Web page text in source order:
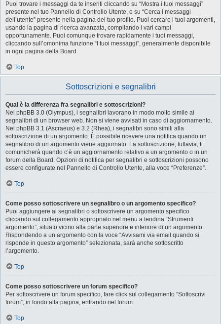
Puoi trovare i messaggi da te inseriti cliccando su “Mostra i tuoi messaggi”
presente nel tuo Pannello di Controllo Utente, e su “Cerca i messaggi
dell’utente” presente nella pagina del tuo profilo. Puoi cercare i tuoi argomenti,
usando la pagina di ricerca avanzata, compilando i vari campi
opportunamente. Puoi comunque trovare rapidamente i tuoi messaggi,
cliccando sull’omonima funzione “I tuoi messaggi”, generalmente disponibile
in ogni pagina della Board.
Top
Sottoscrizioni e segnalibri
Qual è la differenza fra segnalibri e sottoscrizioni?
Nel phpBB 3.0 (Olympus), i segnalibri lavorano in modo molto simile ai
segnalibri di un browser web. Non si viene avvisati in caso di aggiornamento.
Nel phpBB 3.1 (Ascraeus) e 3.2 (Rhea), i segnalibri sono simili alla
sottoscrizione di un argomento. È possibile ricevere una notifica quando un
segnalibro di un argomento viene aggiornato. La sottoscrizione, tuttavia, ti
comunicherà quando c’è un aggiornamento relativo a un argomento o in un
forum della Board. Opzioni di notifica per segnalibri e sottoscrizioni possono
essere configurate nel Pannello di Controllo Utente, alla voce “Preferenze”.
Top
Come posso sottoscrivere un segnalibro o un argomento specifico?
Puoi aggiungere ai segnalibri o sottoscrivere un argomento specifico
cliccando sul collegamento appropriato nel menu a tendina “Strumenti
argomento”, situato vicino alla parte superiore e inferiore di un argomento.
Rispondendo a un argomento con la voce “Avvisami via email quando si
risponde in questo argomento” selezionata, sarà anche sottoscritto
l’argomento.
Top
Come posso sottoscrivere un forum specifico?
Per sottoscrivere un forum specifico, fare click sul collegamento “Sottoscrivi
forum”, in fondo alla pagina, entrando nel forum.
Top